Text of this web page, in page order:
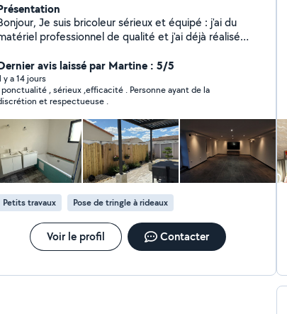
Je suis bricoleur sérieux et équipé : j'ai du
professionnel de qualité et j'ai déjà réalisé
travaux). Je suis particulier, disponible pour des
ponctuelles. Selon l'ampleur du travail
je peux intervenir seul ou venir accompagné
2-3 personnes) pour avancer plus vite et
un travail soigné. N'hésitez pas à me contacter
pour discuter de votre projet, je m'adapte à vos
besoins et à votre planning. À bientôt !
avis laissé par Martine : 5/5
y a 14 jours
ponctualité , sérieux ,efficacité . Personne ayant de la
discrétion et respectueuse .
Petits travaux Pose de tringle à rideaux
Voir le profil Contacter